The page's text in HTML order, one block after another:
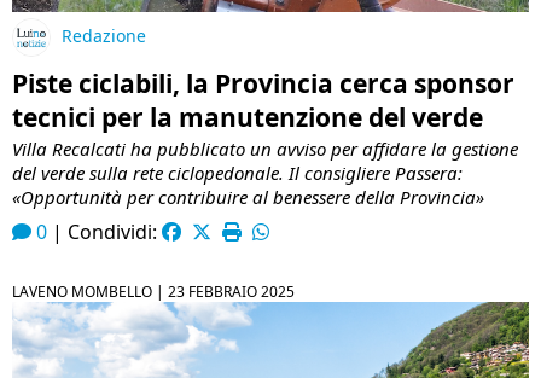
Redazione
Piste ciclabili, la Provincia cerca sponsor
tecnici per la manutenzione del verde
Villa Recalcati ha pubblicato un avviso per affidare la gestione
del verde sulla rete ciclopedonale. Il consigliere Passera:
«Opportunità per contribuire al benessere della Provincia»
0 | Condividi:
LAVENO MOMBELLO | 23 FEBBRAIO 2025